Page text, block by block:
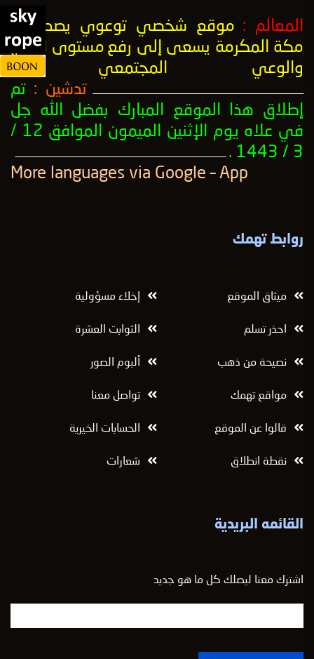
المعالم : موقع شخصي توعوي يصدر من
مكة المكرمة يسعى إلى رفع مستوى النضج
والوعي المجتمعي .
ــــــــــــــــــــــــــــــــــــــــــــــــــــــــــــــــــــــــــــــــــــــــــــــــــــ تدشين : تم
إطلاق هذا الموقع المبارك بفضل الله جل
في علاه يوم الإثنين الميمون الموافق 12 /
3 / 1443 .
ــــــــــــــــــــــــــــــــــــــــــــــــــــــــــــــــــــــــــــــــــــــــــــــــــــ
روابط تهمك
ميثاق الموقع إخلاء مسؤولية
احذر تسلم الثوابت العشرة
نصيحة من ذهب ألبوم الصور
مواقع تهمك تواصل معنا
قالوا عن الموقع الحسابات الخيرية
نقطة انطلاق شعارات
القائمه البريدية
اشترك معنا ليصلك كل ما هو جديد